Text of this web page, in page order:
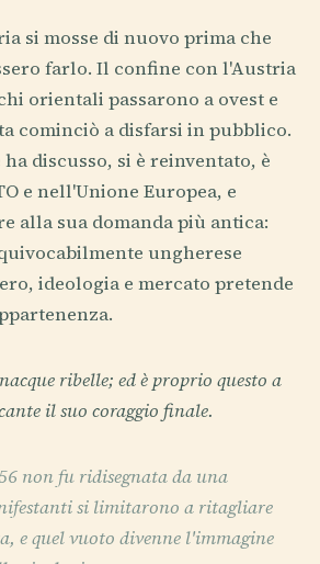
si mosse di nuovo prima che
farlo. Il confine con l'Austria
orientali passarono a ovest e
cominciò a disfarsi in pubblico.
discusso, si è reinventato, è
e nell'Unione Europea, e
alla sua domanda più antica:
ungherese
ideologia e mercato pretende
ribelle; ed è proprio questo a
il suo coraggio finale.
non fu ridisegnata da una
si limitarono a ritagliare
e quel vuoto divenne l'immagine